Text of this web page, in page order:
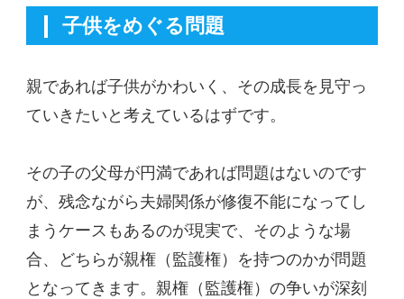
子供をめぐる問題
親であれば子供がかわいく、その成長を見守っ
ていきたいと考えているはずです。
その子の父母が円満であれば問題はないのです
が、残念ながら夫婦関係が修復不能になってし
まうケースもあるのが現実で、そのような場
合、どちらが親権（監護権）を持つのかが問題
となってきます。親権（監護権）の争いが深刻